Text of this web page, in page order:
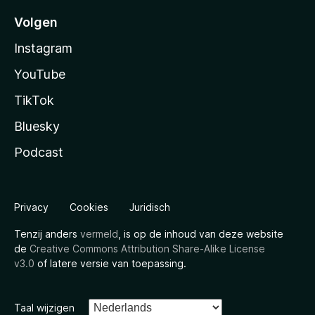
Volgen
Instagram
YouTube
TikTok
Bluesky
Podcast
Privacy Cookies Juridisch
Tenzij anders vermeld , is op de inhoud van deze website
de Creative Commons Attribution Share-Alike License
v3.0 of latere versie van toepassing.
Taal wijzigen